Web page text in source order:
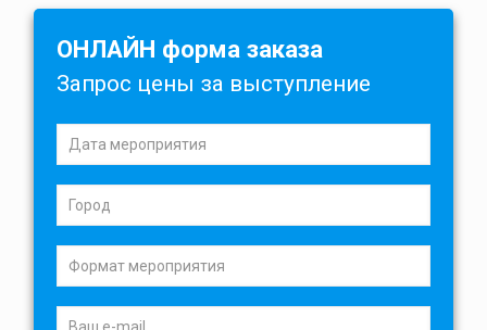
ОНЛАЙН форма заказа
Запрос цены за выступление